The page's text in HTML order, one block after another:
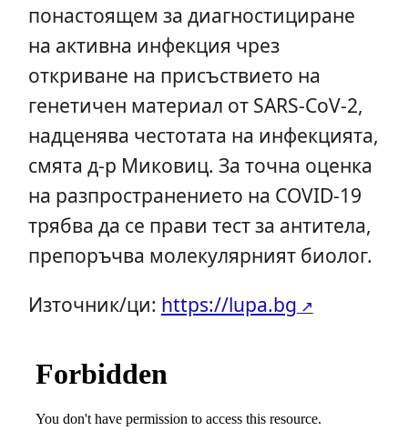
понастоящем за диагностициране
на активна инфекция чрез
откриване на присъствието на
генетичен материал от SARS-CoV-2,
надценява честотата на инфекцията,
смята д-р Миковиц. За точна оценка
на разпространението на COVID-19
трябва да се прави тест за антитела,
препоръчва молекулярният биолог.
Източник/ци: https://lupa.bg